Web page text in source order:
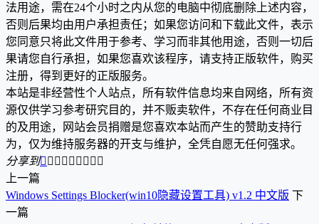
法用途，需在24个小时之内从您的电脑中彻底删除上述内容，
否则后果均由用户承担责任；如果您访问和下载此文件，表示
您同意只将此文件用于参考、学习而非其他用途，否则一切后
果请您自行承担，如果您喜欢该程序，请支持正版软件，购买
注册，得到更好的正版服务。
本站是非经营性个人站点，所有软件信息均来自网络，所有资
源仅供学习参考研究目的，并不贩卖软件，不存在任何商业目
的及用途，网站会员捐赠是您喜欢本站而产生的赞助支持行
为，仅为维持服务器的开支与维护，全凭自愿无任何强求。
分享到        
上一篇
Windows Settings Blocker(win10隐藏设置工具) v1.2 中文版 下
一篇